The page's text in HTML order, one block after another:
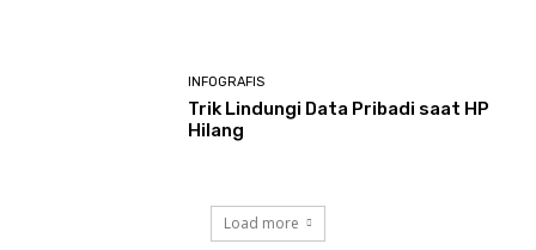
INFOGRAFIS
Trik Lindungi Data Pribadi saat HP
Hilang
Load more